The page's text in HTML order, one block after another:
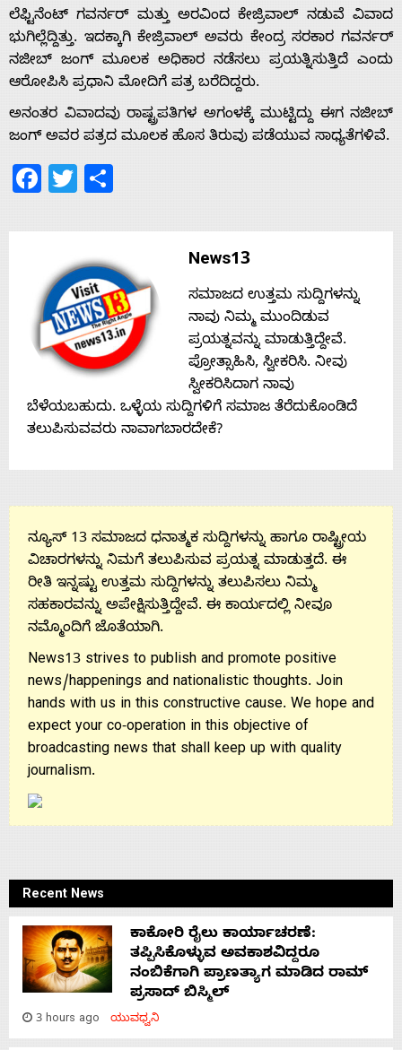
Home
About
Us
Advertise
With
s
Contact
Us
ಲೆಫ್ಟಿನೆಂಟ್ ಗವರ್ನರ್ ಮತ್ತು ಅರವಿಂದ ಕೇಜ್ರಿವಾಲ್ ನಡುವೆ ವಿವಾದ
ಭುಗಿಲ್ಲೆದ್ದಿತ್ತು. ಇದಕ್ಕಾಗಿ ಕೇಜ್ರಿವಾಲ್ ಅವರು ಕೇಂದ್ರ ಸರಕಾರ ಗವರ್ನರ್
ನಜೀಬ್ ಜಂಗ್ ಮೂಲಕ ಅಧಿಕಾರ ನಡೆಸಲು ಪ್ರಯತ್ನಿಸುತ್ತಿದೆ ಎಂದು
ಆರೋಪಿಸಿ ಪ್ರಧಾನಿ ಮೋದಿಗೆ ಪತ್ರ ಬರೆದಿದ್ದರು.
ಅನಂತರ ವಿವಾದವು ರಾಷ್ಟ್ರಪತಿಗಳ ಅಗಂಳಕ್ಕೆ ಮುಟ್ಟಿದ್ದು ಈಗ ನಜೀಬ್
ಜಂಗ್ ಅವರ ಪತ್ರದ ಮೂಲಕ ಹೊಸ ತಿರುವು ಪಡೆಯುವ ಸಾಧ್ಯತೆಗಳಿವೆ.
Facebook
Twitter
News13
ಸಮಾಜದ ಉತ್ತಮ ಸುದ್ದಿಗಳನ್ನು
ನಾವು ನಿಮ್ಮ ಮುಂದಿಡುವ
ಪ್ರಯತ್ನವನ್ನು ಮಾಡುತ್ತಿದ್ದೇವೆ.
ಪ್ರೋತ್ಸಾಹಿಸಿ, ಸ್ವೀಕರಿಸಿ. ನೀವು
ಸ್ವೀಕರಿಸಿದಾಗ ನಾವು
ಬೆಳೆಯಬಹುದು. ಒಳ್ಳೆಯ ಸುದ್ದಿಗಳಿಗೆ ಸಮಾಜ ತೆರೆದುಕೊಂಡಿದೆ
ತಲುಪಿಸುವವರು ನಾವಾಗಬಾರದೇಕೆ?
ನ್ಯೂಸ್ 13 ಸಮಾಜದ ಧನಾತ್ಮಕ ಸುದ್ದಿಗಳನ್ನು ಹಾಗೂ ರಾಷ್ಟ್ರೀಯ
ವಿಚಾರಗಳನ್ನು ನಿಮಗೆ ತಲುಪಿಸುವ ಪ್ರಯತ್ನ ಮಾಡುತ್ತದೆ. ಈ
ರೀತಿ ಇನ್ನಷ್ಟು ಉತ್ತಮ ಸುದ್ದಿಗಳನ್ನು ತಲುಪಿಸಲು ನಿಮ್ಮ
ಸಹಕಾರವನ್ನು ಅಪೇಕ್ಷಿಸುತ್ತಿದ್ದೇವೆ. ಈ ಕಾರ್ಯದಲ್ಲಿ ನೀವೂ
ನಮ್ಮೊಂದಿಗೆ ಜೊತೆಯಾಗಿ.
News13 strives to publish and promote positive
news/happenings and nationalistic thoughts. Join
hands with us in this constructive cause. We hope and
expect your co-operation in this objective of
broadcasting news that shall keep up with quality
journalism.
Recent News
ಕಾಕೋರಿ ರೈಲು ಕಾರ್ಯಾಚರಣೆ:
ತಪ್ಪಿಸಿಕೊಳ್ಳುವ ಅವಕಾಶವಿದ್ದರೂ
ನಂಬಿಕೆಗಾಗಿ ಪ್ರಾಣತ್ಯಾಗ ಮಾಡಿದ ರಾಮ್
ಪ್ರಸಾದ್ ಬಿಸ್ಮಿಲ್
3 hours ago ಯುವಧ್ವನಿ